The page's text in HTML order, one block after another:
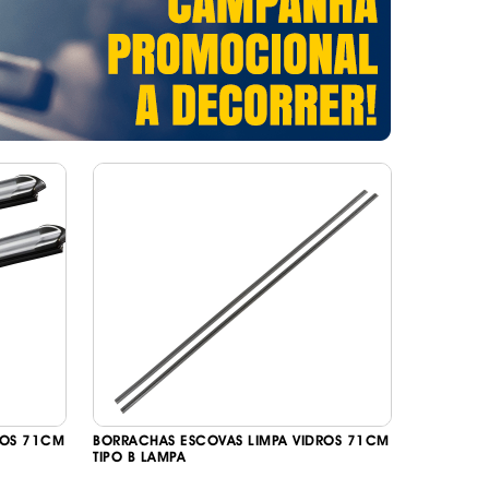
PNEUS
EBC
71CM
BORRACHAS ESCOVAS LIMPA VIDROS 71CM
TIPO B LAMPA